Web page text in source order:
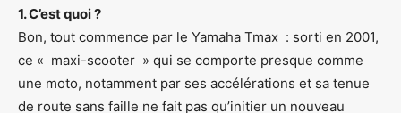
1. C’est quoi ?
Bon, tout commence par le Yamaha Tmax : sorti en 2001,
ce « maxi-scooter » qui se comporte presque comme
une moto, notamment par ses accélérations et sa tenue
de route sans faille ne fait pas qu’initier un nouveau